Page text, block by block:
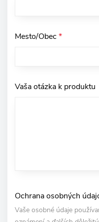
Mesto/Obec*
Vaša otázka k produktu
Ochrana osobných
Vaše osobné údaje